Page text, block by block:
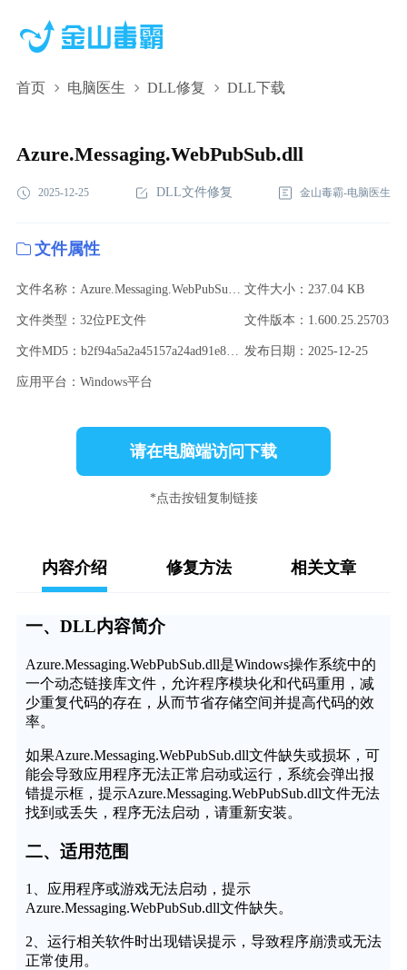
首页 电脑医生 DLL修复 DLL下载
Azure.Messaging.WebPubSub.dll,Azure.Messaging.WebPubSub.dll
Azure.Messaging.WebPubSub.dll
2025-12-25 DLL文件修复 金山毒霸-电脑医生
文件属性
文件名称：Azure.Messaging.WebPubSub.dll 文件大小：237.04 KB
文件类型：32位PE文件 文件版本：1.600.25.25703
文件MD5：b2f94a5a2a45157a24ad91e88b9191a8 发布日期：2025-12-25
应用平台：Windows平台
请在电脑端访问下载
*点击按钮复制链接
内容介绍 修复方法 相关文章
一、DLL内容简介
Azure.Messaging.WebPubSub.dll是Windows操作系统中的
一个动态链接库文件，允许程序模块化和代码重用，减
少重复代码的存在，从而节省存储空间并提高代码的效
率。
如果Azure.Messaging.WebPubSub.dll文件缺失或损坏，可
能会导致应用程序无法正常启动或运行，系统会弹出报
错提示框，提示Azure.Messaging.WebPubSub.dll文件无法
找到或丢失，程序无法启动，请重新安装。
二、适用范围
1、应用程序或游戏无法启动，提示
Azure.Messaging.WebPubSub.dll文件缺失。
2、运行相关软件时出现错误提示，导致程序崩溃或无法
正常使用。